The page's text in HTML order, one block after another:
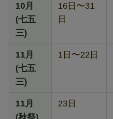
10月
(七五
三)
16日〜31
日
11月
(七五
三)
1日〜22日
11月
(秋祭)
23日